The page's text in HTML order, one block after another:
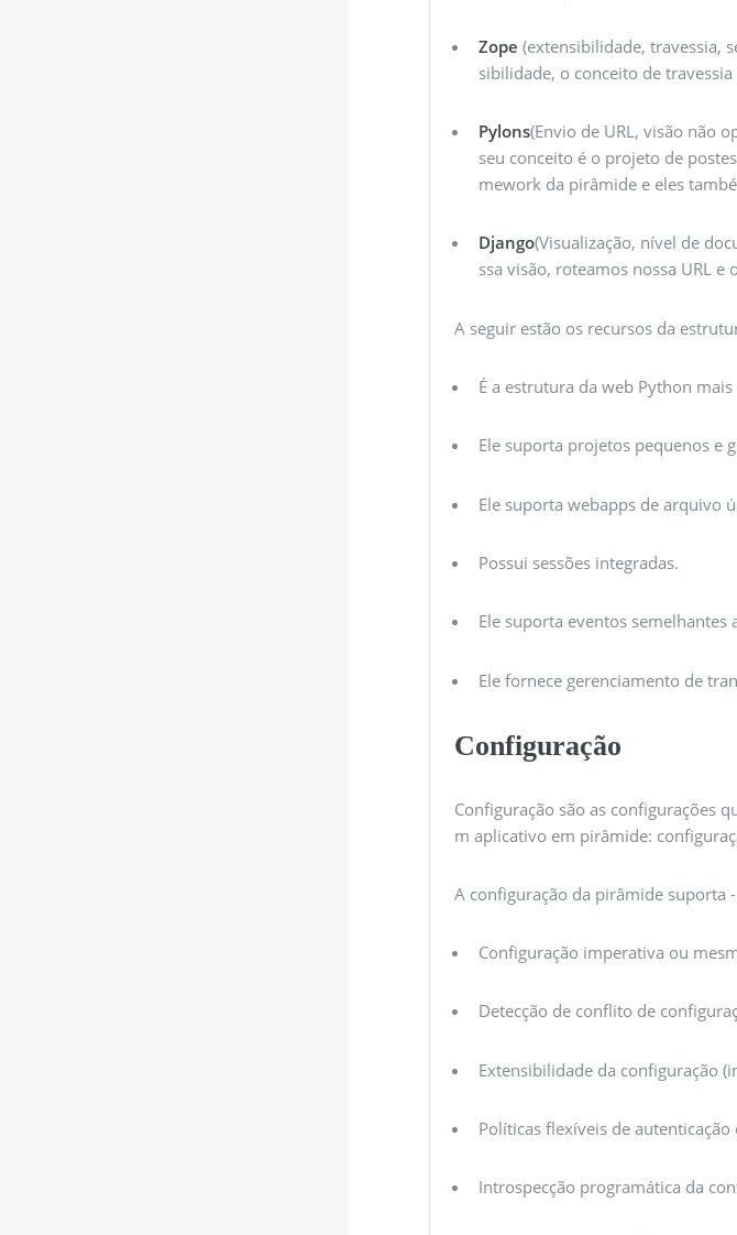
Zope (extensibilidade, travessia,
sibilidade, o conceito de
Pylons(Envio de URL, visão não
seu conceito é o projeto de
mework da pirâmide e eles
Django(Visualização, nível de
ssa visão, roteamos nossa URL
A seguir estão os recursos da
É a estrutura da web Python
Ele suporta projetos pequenos e
Ele suporta webapps de arquivo
Possui sessões integradas.
Ele suporta eventos semelhantes
Ele fornece gerenciamento de
Configuração
Configuração são as configurações
m aplicativo em pirâmide:
A configuração da pirâmide suporta -
Configuração imperativa ou
Detecção de conflito de
Extensibilidade da configuração
Políticas flexíveis de autenticação
Introspecção programática da